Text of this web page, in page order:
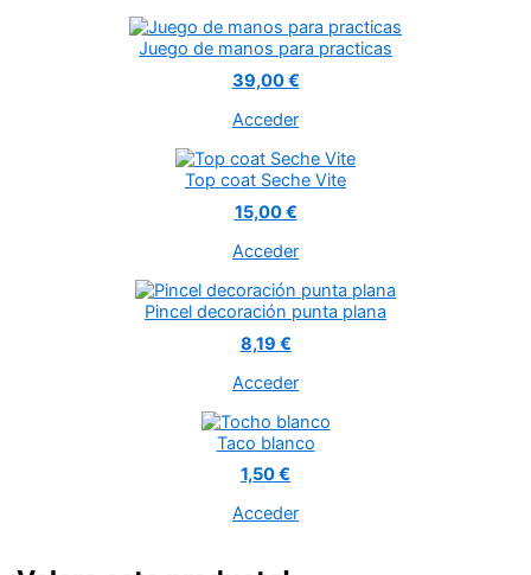
Juego de manos para practicas
39,00 €
Acceder
Top coat Seche Vite
15,00 €
Acceder
Pincel decoración punta plana
8,19 €
Acceder
Taco blanco
1,50 €
Acceder